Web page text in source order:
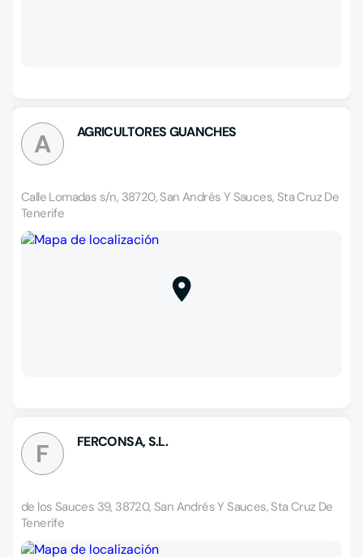
A AGRICULTORES GUANCHES
Calle Lomadas s/n, 38720, San Andrés Y Sauces, Sta Cruz De
Tenerife
F FERCONSA, S.L.
de los Sauces 39, 38720, San Andrés Y Sauces, Sta Cruz De
Tenerife